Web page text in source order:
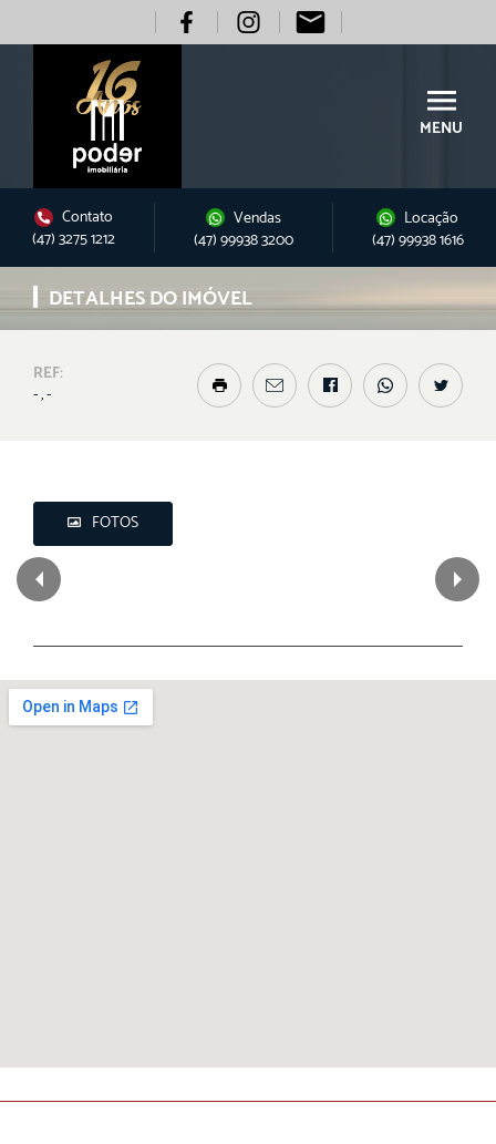
MENU
Contato
(47) 3275 1212
Vendas
(47) 99938 3200
Locação
(47) 99938 1616
DETALHES DO IMÓVEL
REF:
- , -
FOTOS